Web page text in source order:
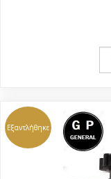
Εξαντλήθηκε